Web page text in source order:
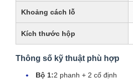
Khoảng cách lỗ
Kích thước hộp
Thông số kỹ thuật phù hợp
Bộ 1:2 phanh + 2 cố định